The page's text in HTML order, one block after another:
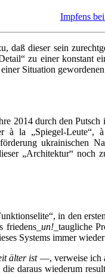
Impfens
daß dieser sein
zu einer konstant
Situation
2014 durch den Putsch
à la „Spiegel-
ukrainischen
„Architektur“
in den
un!_ taugliche
Systems immer
älter ist—, verweise ich
daraus wiederum